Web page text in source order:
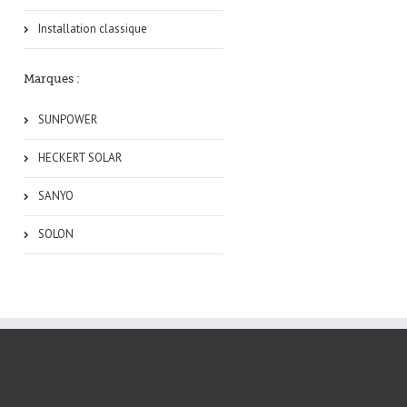
Installation classique
Marques :
SUNPOWER
HECKERT SOLAR
SANYO
SOLON